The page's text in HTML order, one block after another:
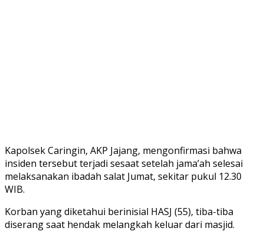
Kapolsek Caringin, AKP Jajang, mengonfirmasi bahwa
insiden tersebut terjadi sesaat setelah jama’ah selesai
melaksanakan ibadah salat Jumat, sekitar pukul 12.30
WIB.
Korban yang diketahui berinisial HASJ (55), tiba-tiba
diserang saat hendak melangkah keluar dari masjid.